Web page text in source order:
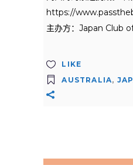
https://
主办方：Japan Club
LIKE
AUSTRALIA,